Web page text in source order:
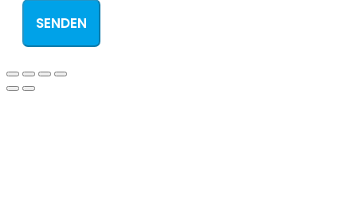
SENDEN